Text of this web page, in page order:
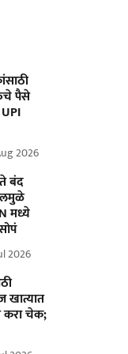
पैसे
2026
बंद
मध्ये
2026
खात्यात
करा चेक;